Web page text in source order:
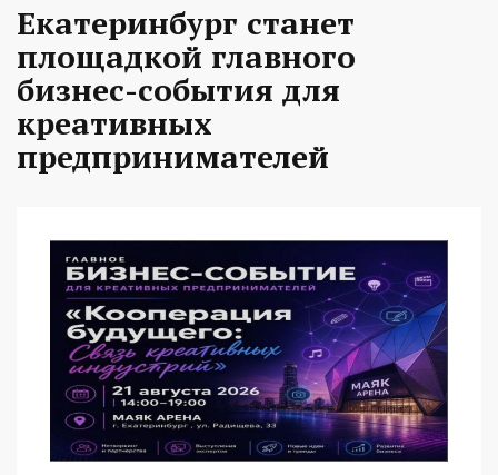
Екатеринбург станет
площадкой главного
бизнес-события для
креативных
предпринимателей